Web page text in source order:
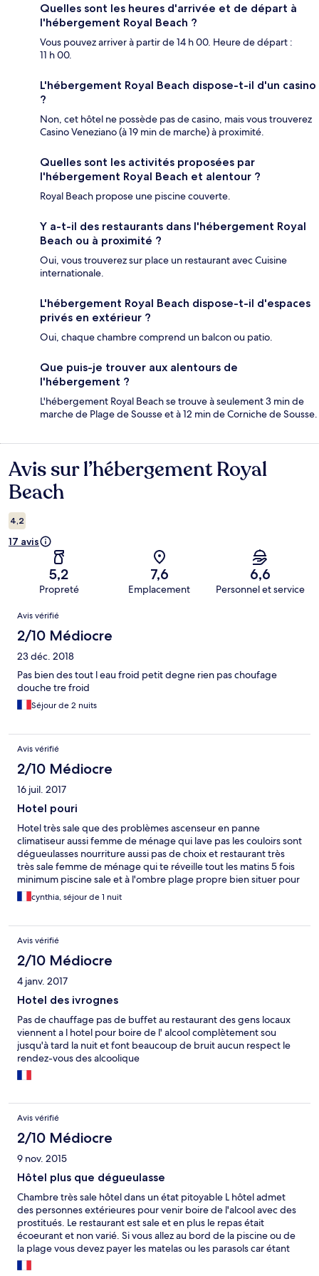
Quelles sont les heures d'arrivée et de départ à
l'hébergement Royal Beach ?
Vous pouvez arriver à partir de 14 h 00. Heure de départ :
11 h 00.
L'hébergement Royal Beach dispose-t-il d'un casino
?
Non, cet hôtel ne possède pas de casino, mais vous trouverez
Casino Veneziano (à 19 min de marche) à proximité.
Quelles sont les activités proposées par
l'hébergement Royal Beach et alentour ?
Royal Beach propose une piscine couverte.
Y a-t-il des restaurants dans l'hébergement Royal
Beach ou à proximité ?
Oui, vous trouverez sur place un restaurant avec Cuisine
internationale.
L'hébergement Royal Beach dispose-t-il d'espaces
privés en extérieur ?
Oui, chaque chambre comprend un balcon ou patio.
Que puis-je trouver aux alentours de
l'hébergement ?
L'hébergement Royal Beach se trouve à seulement 3 min de
marche de Plage de Sousse et à 12 min de Corniche de Sousse.
Avis
Avis sur l’hébergement Royal
Beach
4,2
17 avis
5,2
Propreté
7,6
Emplacement
6,6
Personnel et service
Avis
Avis vérifié
2/10 Médiocre
23 déc. 2018
Pas bien des tout l eau froid petit degne rien pas choufage
douche tre froid
Séjour de 2 nuits
Avis vérifié
2/10 Médiocre
16 juil. 2017
Hotel pouri
Hotel très sale que des problèmes ascenseur en panne
climatiseur aussi femme de ménage qui lave pas les couloirs sont
dégueulasses nourriture aussi pas de choix et restaurant très
très sale femme de ménage qui te réveille tout les matins 5 fois
minimum piscine sale et à l'ombre plage propre bien situer pour
sortir à pied . Pas de télé j'ai du attendre 2 jours pour en avoir
une aussi.... hôtel à éviter ayant fais différent hôtel en Tunisie
ou le center kanthaoui pour le même prix mais mieu propre ....
cynthia, séjour de 1 nuit
Avis vérifié
2/10 Médiocre
4 janv. 2017
Hotel des ivrognes
Pas de chauffage pas de buffet au restaurant des gens locaux
viennent a l hotel pour boire de l' alcool complètement sou
jusqu'à tard la nuit et font beaucoup de bruit aucun respect le
rendez-vous des alcoolique
Avis vérifié
2/10 Médiocre
9 nov. 2015
Hôtel plus que dégueulasse
Chambre très sale hôtel dans un état pitoyable L hôtel admet
des personnes extérieures pour venir boire de l'alcool avec des
prostitués. Le restaurant est sale et en plus le repas était
écoeurant et non varié. Si vous allez au bord de la piscine ou de
la plage vous devez payer les matelas ou les parasols car étant
des vacanciers le personnel nous prennent pour des riches et